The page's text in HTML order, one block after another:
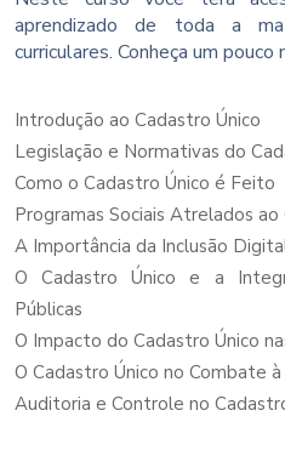
aprendizado de toda a
curriculares. Conheça um
Introdução ao Cadastro Único
Legislação e Normativas do
Como o Cadastro Único é Feito
Programas Sociais Atrelados ao
A Importância da Inclusão
O Cadastro Único e a
Públicas
O Impacto do Cadastro Único
O Cadastro Único no Combate
Auditoria e Controle no